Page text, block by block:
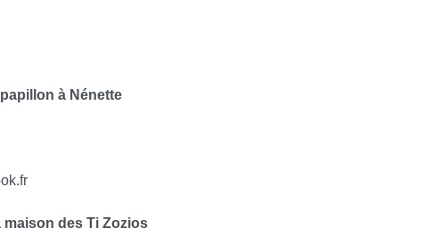
à Nénette
maison des Ti Zozios